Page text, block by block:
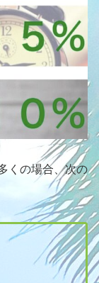
くの場合、次の